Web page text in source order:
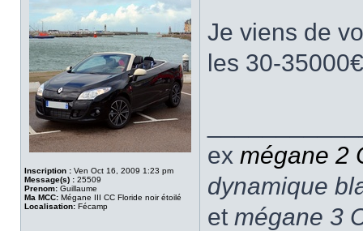
Inscription : Ven Oct 16, 2009 1:23 pm
Message(s) : 25509
Prenom: Guillaume
Ma MCC: Mégane III CC Floride noir étoilé
Localisation: Fécamp
Je viens de
les 30-
ex mégane 2
dynamique
et mégane 3